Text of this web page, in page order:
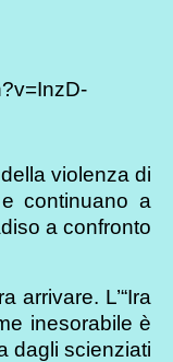
violenza di
continuano a
a confronto
arrivare. L’“Ira
inesorabile è
dagli scienziati